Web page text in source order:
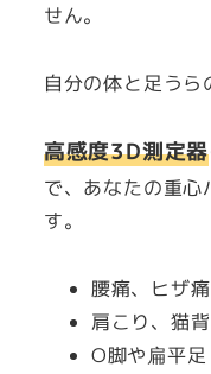
せん。
自分の体と足うら
高感度3D測定器
で、あなたの重心
す。
腰痛、ヒザ痛
肩こり、猫
O脚や扁平足